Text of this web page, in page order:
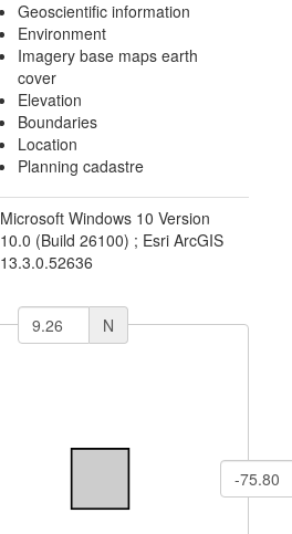
Geoscientific information
Environment
Imagery base maps earth
cover
Elevation
Boundaries
Location
Planning cadastre
Microsoft Windows 10 Version
10.0 (Build 26100) ; Esri ArcGIS
13.3.0.52636
N